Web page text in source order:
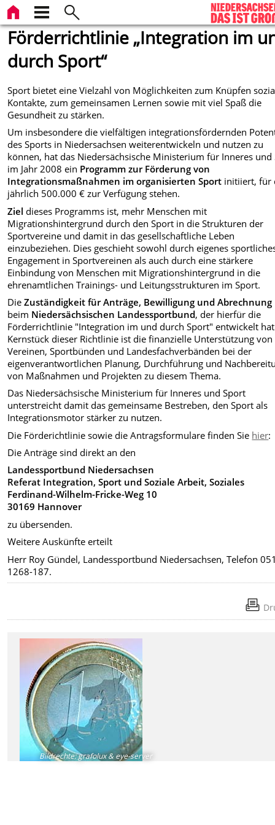
Förderrichtlinie „Integration im
durch Sport“
Sport bietet eine Vielzahl von Möglichkeiten zum Knüpfen
Kontakte, zum gemeinsamen Lernen sowie mit viel Spaß die
Gesundheit zu stärken.
Um insbesondere die vielfältigen integrationsfördernden
des Sports in Niedersachsen weiterentwickeln und nutzen zu
können, hat das Niedersächsische Ministerium für Inneres und
im Jahr 2008 ein Programm zur Förderung von
Integrationsmaßnahmen im organisierten Sport initiiert, für
jährlich 500.000 € zur Verfügung stehen.
Ziel dieses Programms ist, mehr Menschen mit
Migrationshintergrund durch den Sport in die Strukturen der
Sportvereine und damit in das gesellschaftliche Leben
einzubeziehen. Dies geschieht sowohl durch eigenes
Engagement in Sportvereinen als auch durch eine stärkere
Einbindung von Menschen mit Migrationshintergrund in die
ehrenamtlichen Trainings- und Leitungsstrukturen im Sport.
DieZuständigkeit für Anträge, Bewilligung und Abrechnung
beim Niedersächsischen Landessportbund, der hierfür die
Förderrichtlinie "Integration im und durch Sport" entwickelt
Kernstück dieser Richtlinie ist die finanzielle Unterstützung von
Vereinen, Sportbünden und Landesfachverbänden bei der
eigenverantwortlichen Planung, Durchführung und
von Maßnahmen und Projekten zu diesem Thema.
Das Niedersächsische Ministerium für Inneres und Sport
unterstreicht damit das gemeinsame Bestreben, den Sport als
Integrationsmotor stärker zu nutzen.
Die Förderichtlinie sowie die Antragsformulare finden Sie hier:
Die Anträge sind direkt an den
Landessportbund Niedersachsen
Referat Integration, Sport und Soziale Arbeit, Soziales
Ferdinand-Wilhelm-Fricke-Weg 10
30169 Hannover
zu übersenden.
Weitere Auskünfte erteilt
Herr Roy Gündel, Landessportbund Niedersachsen, Telefon
1268-187.
Bildrechte:grafolux & eye-server